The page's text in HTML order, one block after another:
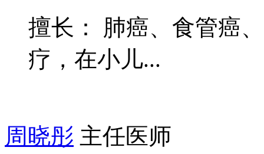
擅长： 肺癌、食管癌
疗，在小儿...
周晓彤 主任医师